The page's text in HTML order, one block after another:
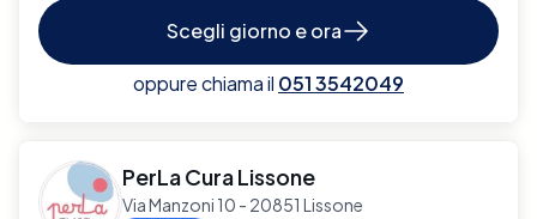
Scegli giorno e ora
oppure chiama il 051 3542049
PerLa Cura Lissone
Via Manzoni 10 - 20851 Lissone